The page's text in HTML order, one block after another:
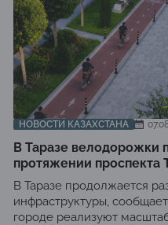
НОВОСТИ КАЗАХСТАНА
В Таразе велодорожки
протяжении проспекта
В Таразе продолжается
инфраструктуры,
городе реализуют